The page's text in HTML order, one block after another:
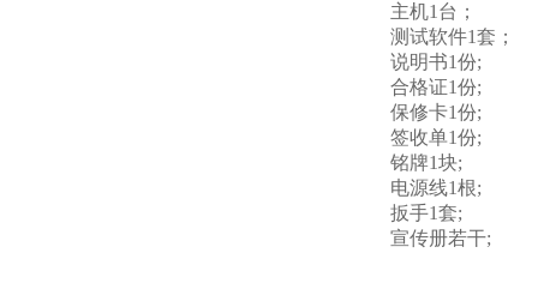
主机1台；
测试软件1套；
说明书1份;
合格证1份;
保修卡1份;
签收单1份;
铭牌1块;
电源线1根;
扳手1套;
宣传册若干;